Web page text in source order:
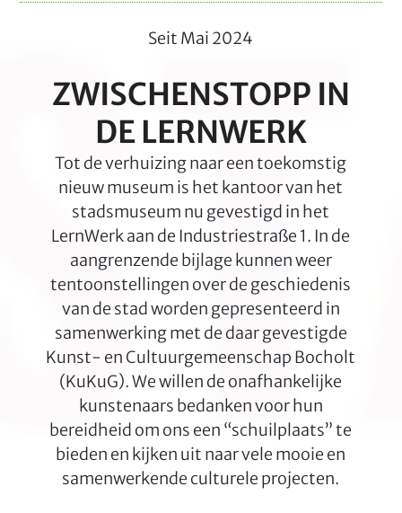
Seit Mai 2024
ZWISCHENSTOPP IN
DE LERNWERK
Tot de verhuizing naar een toekomstig
nieuw museum is het kantoor van het
stadsmuseum nu gevestigd in het
LernWerk aan de Industriestraße 1. In de
aangrenzende bijlage kunnen weer
tentoonstellingen over de geschiedenis
van de stad worden gepresenteerd in
samenwerking met de daar gevestigde
Kunst- en Cultuurgemeenschap Bocholt
(KuKuG). We willen de onafhankelijke
kunstenaars bedanken voor hun
bereidheid om ons een “schuilplaats” te
bieden en kijken uit naar vele mooie en
samenwerkende culturele projecten.